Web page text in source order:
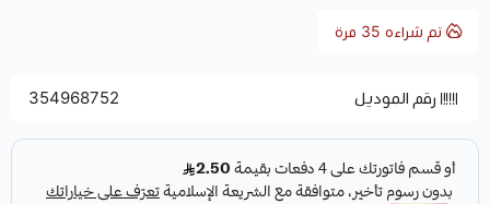
تم شراءه 35 مرة
رقم الموديل 354968752